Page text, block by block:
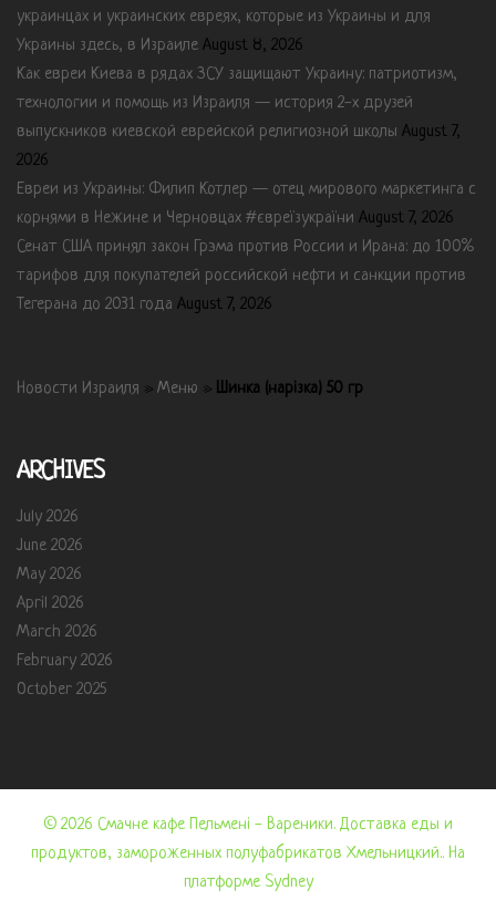
украинцах и украинских евреях, которые из Украины и для
Украины здесь, в Израиле August 8, 2026
Как евреи Киева в рядах ЗСУ защищают Украину: патриотизм,
технологии и помощь из Израиля — история 2-х друзей
выпускников киевской еврейской религиозной школы August 7,
2026
Евреи из Украины: Филип Котлер — отец мирового маркетинга с
корнями в Нежине и Черновцах #євреїзукраїни August 7, 2026
Сенат США принял закон Грэма против России и Ирана: до 100%
тарифов для покупателей российской нефти и санкции против
Тегерана до 2031 года August 7, 2026
Новости Израиля » Меню » Шинка (нарізка) 50 гр
ARCHIVES
July 2026
June 2026
May 2026
April 2026
March 2026
February 2026
October 2025
© 2026 Смачне кафе Пельмені - Вареники. Доставка еды и
продуктов, замороженных полуфабрикатов Хмельницкий.. На
платформе Sydney